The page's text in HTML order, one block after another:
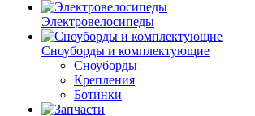
Электровелосипеды
Cноуборды и комплектующие
Сноуборды
Крепления
Ботинки